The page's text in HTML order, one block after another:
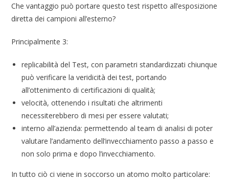
Che vantaggio può portare questo test rispetto all’esposizione
diretta dei campioni all’esterno?
Principalmente 3:
replicabilità del Test, con parametri standardizzati chiunque
può verificare la veridicità dei test, portando
all’ottenimento di certificazioni di qualità;
velocità, ottenendo i risultati che altrimenti
necessiterebbero di mesi per essere valutati;
interno all’azienda: permettendo al team di analisi di poter
valutare l’andamento dell’invecchiamento passo a passo e
non solo prima e dopo l’invecchiamento.
In tutto ciò ci viene in soccorso un atomo molto particolare: